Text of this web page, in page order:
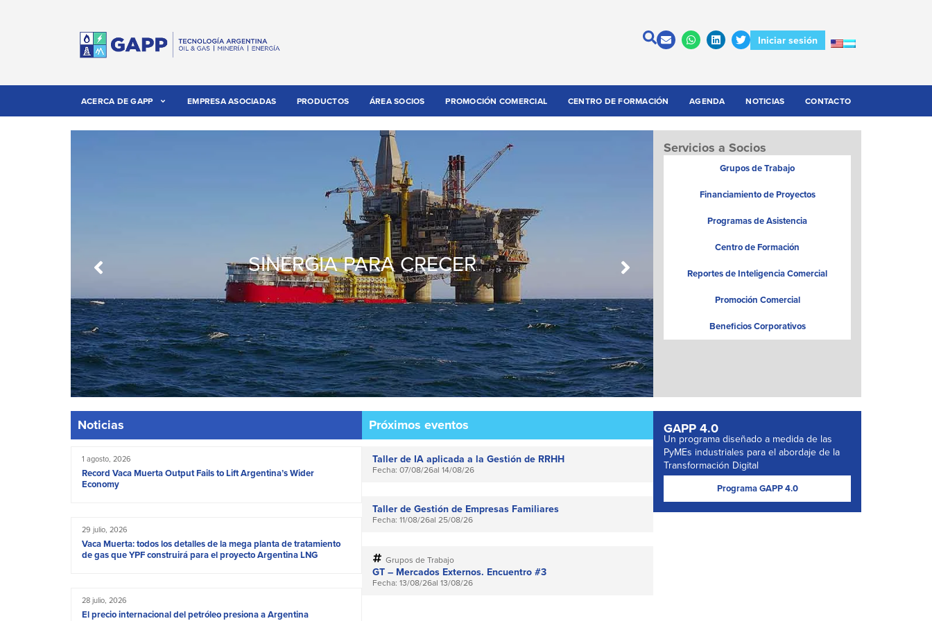
Iniciar sesión
ACERCA DE GAPP EMPRESA ASOCIADAS PRODUCTOS ÁREA SOCIOS PROMOCIÓN COMERCIAL CENTRO DE FORMACIÓN AGENDA NOTICIAS CONTACTO
SINERGIA PARA CRECER
Servicios a Socios
Grupos de Trabajo
Financiamiento de Proyectos
Programas de Asistencia
Centro de Formación
Reportes de Inteligencia Comercial
Promoción Comercial
Beneficios Corporativos
Noticias
1 agosto, 2026
Record Vaca Muerta Output Fails to Lift Argentina’s Wider
Economy
29 julio, 2026
Vaca Muerta: todos los detalles de la mega planta de tratamiento
de gas que YPF construirá para el proyecto Argentina LNG
28 julio, 2026
El precio internacional del petróleo presiona a Argentina
Próximos eventos
Taller de IA aplicada a la Gestión de RRHH
Fecha: 07/08/26al 14/08/26
Taller de Gestión de Empresas Familiares
Fecha: 11/08/26al 25/08/26
Grupos de Trabajo
GT – Mercados Externos. Encuentro #3
Fecha: 13/08/26al 13/08/26
GAPP 4.0
Un programa diseñado a medida de las
PyMEs industriales para el abordaje de la
Transformación Digital
Programa GAPP 4.0